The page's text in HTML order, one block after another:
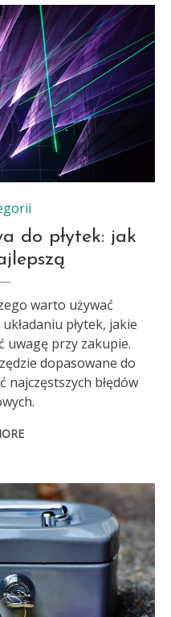
do płytek: jak
warto używać
płytek, jakie
uwagę przy zakupie.
dopasowane do
błędów